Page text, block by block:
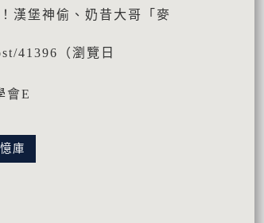
漢堡神偷、奶昔大哥「麥
41396（瀏覽日
會E
庫